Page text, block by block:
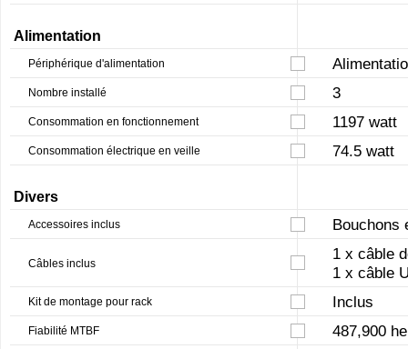
Alimentation
Périphérique d'alimentation
Nombre installé 3
Consommation en fonctionnement 1197 watt
Consommation électrique en veille 74.5 watt
Divers
Accessoires inclus Bouchons
Câbles inclus
1 x câble
1 x câble
Kit de montage pour rack Inclus
Fiabilité MTBF 487,900